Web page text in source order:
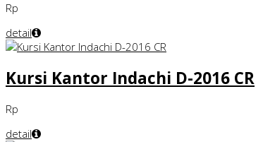
Rp
detail
Kursi Kantor Indachi D-2016 CR
Rp
detail